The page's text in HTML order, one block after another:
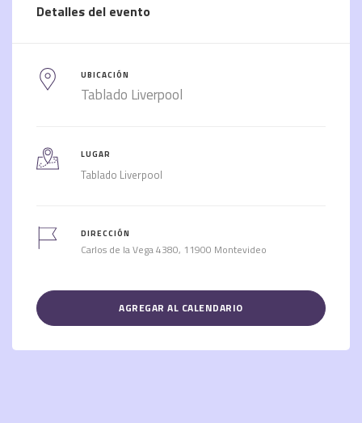
Detalles del evento
UBICACIÓN
Tablado Liverpool
LUGAR
Tablado Liverpool
DIRECCIÓN
Carlos de la Vega 4380, 11900 Montevideo
AGREGAR AL CALENDARIO